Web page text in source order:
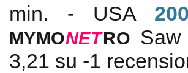
min. - USA
MYMONETRO
3,21 su -1